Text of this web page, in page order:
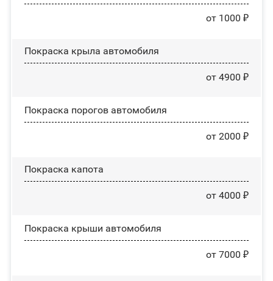
от 1000 ₽
Покраска крыла автомобиля
от 4900 ₽
Покраска порогов автомобиля
от 2000 ₽
Покраска капота
от 4000 ₽
Покраска крыши автомобиля
от 7000 ₽